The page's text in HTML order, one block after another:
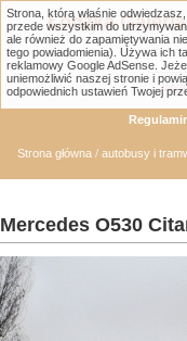
Łódzka
Strona główna / autobusy i
Mercedes O530
Strona, którą właśnie
przede wszystkim do
ale również do zapamiętywania
tego powiadomienia). Używa ich
reklamowy Google AdSense.
uniemożliwić naszej stronie i
odpowiednich ustawień Twojej